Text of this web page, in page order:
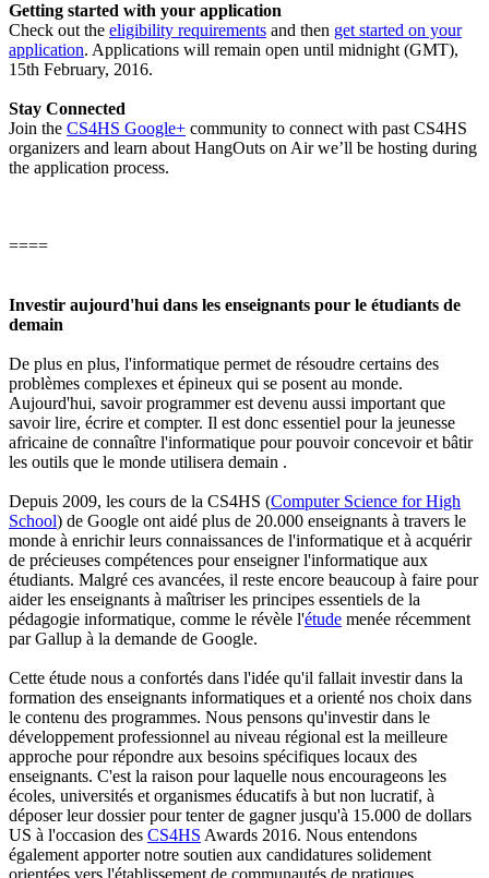
Getting started with your application
Check out the eligibility requirements and then get started on your
application. Applications will remain open until midnight (GMT),
15th February, 2016.
Stay Connected
Join the CS4HS Google+ community to connect with past CS4HS
organizers and learn about HangOuts on Air we’ll be hosting during
the application process.
====
Investir aujourd'hui dans les enseignants pour le étudiants de
demain
De plus en plus, l'informatique permet de résoudre certains des
problèmes complexes et épineux qui se posent au monde.
Aujourd'hui, savoir programmer est devenu aussi important que
savoir lire, écrire et compter. Il est donc essentiel pour la jeunesse
africaine de connaître l'informatique pour pouvoir concevoir et bâtir
les outils que le monde utilisera demain .
Depuis 2009, les cours de la CS4HS (Computer Science for High
School) de Google ont aidé plus de 20.000 enseignants à travers le
monde à enrichir leurs connaissances de l'informatique et à acquérir
de précieuses compétences pour enseigner l'informatique aux
étudiants. Malgré ces avancées, il reste encore beaucoup à faire pour
aider les enseignants à maîtriser les principes essentiels de la
pédagogie informatique, comme le révèle l'étude menée récemment
par Gallup à la demande de Google.
Cette étude nous a confortés dans l'idée qu'il fallait investir dans la
formation des enseignants informatiques et a orienté nos choix dans
le contenu des programmes. Nous pensons qu'investir dans le
développement professionnel au niveau régional est la meilleure
approche pour répondre aux besoins spécifiques locaux des
enseignants. C'est la raison pour laquelle nous encourageons les
écoles, universités et organismes éducatifs à but non lucratif, à
déposer leur dossier pour tenter de gagner jusqu'à 15.000 de dollars
US à l'occasion des CS4HS Awards 2016. Nous entendons
également apporter notre soutien aux candidatures solidement